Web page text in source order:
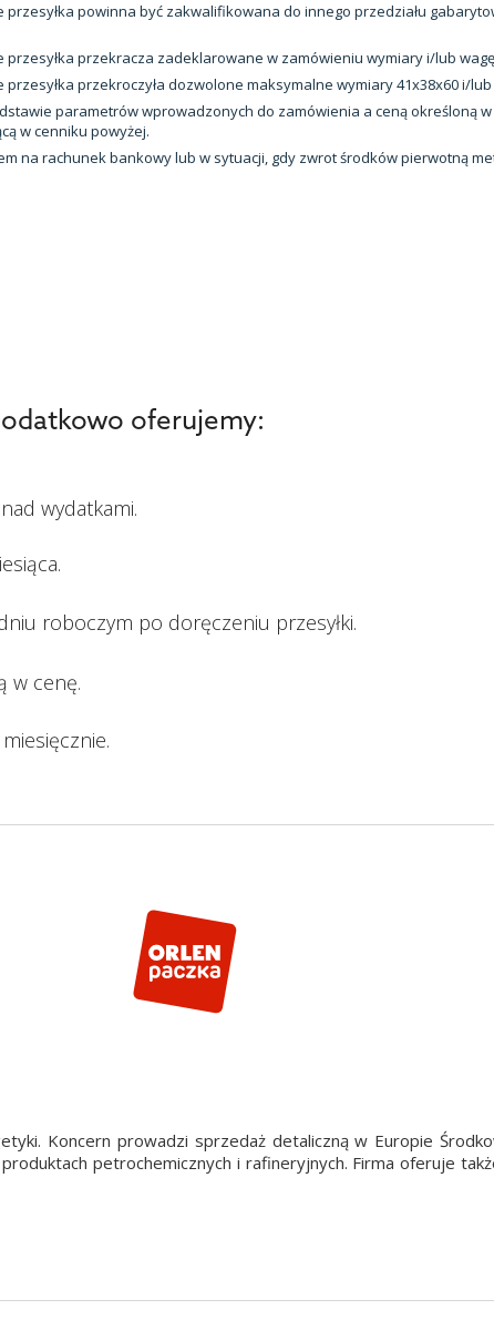
powinna być zakwalifikowana do innego przedziału
przekracza zadeklarowane w zamówieniu wymiary i/lub
przekroczyła dozwolone maksymalne wymiary 41x38x60 i/lub
parametrów wprowadzonych do zamówienia a ceną określoną
w cenniku powyżej.
na rachunek bankowy lub w sytuacji, gdy zwrot środków pierwotną
oferujemy:
wydatkami.
roboczym po doręczeniu przesyłki.
w cenę.
Koncern prowadzi sprzedaż detaliczną w Europie
petrochemicznych i rafineryjnych. Firma oferuje